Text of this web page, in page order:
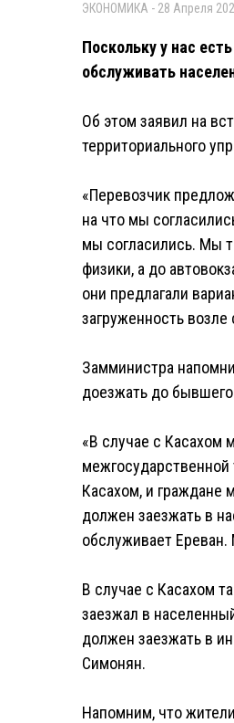
ЭКОНОМИКА - 28 Апреля
Поскольку у нас
обслуживать
Об этом заявил на
территориального
«Перевозчик
на что мы
мы согласились. Мы
физики, а до
они предлагали
загруженность
Замминистра
доезжать до
«В случае с Касахом
Касахом, и граждане
должен заезжать в
обслуживает
В случае с Касахом
заезжал в
должен заезжать в
Симонян.
Напомним, что